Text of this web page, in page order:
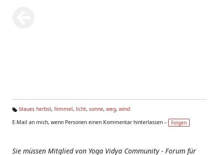
g
blauer, herbst, himmel, licht, sonne, weg, wind
E-Mail an mich, wenn Personen einen Kommentar hinterlassen –
Folgen
Sie müssen Mitglied von Yoga Vidya Community - Forum für